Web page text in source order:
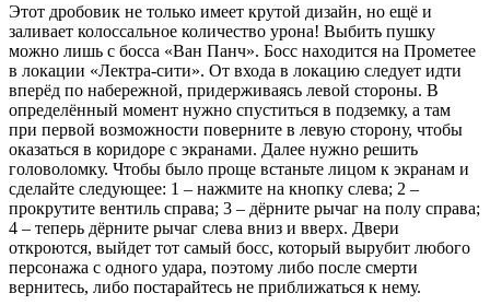
Этот дробовик не только имеет крутой дизайн, но ещё и
заливает колоссальное количество урона! Выбить пушку
можно лишь с босса «Ван Панч». Босс находится на Прометее
в локации «Лектра-сити». От входа в локацию следует идти
вперёд по набережной, придерживаясь левой стороны. В
определённый момент нужно спуститься в подземку, а там
при первой возможности поверните в левую сторону, чтобы
оказаться в коридоре с экранами. Далее нужно решить
головоломку. Чтобы было проще встаньте лицом к экранам и
сделайте следующее: 1 – нажмите на кнопку слева; 2 –
прокрутите вентиль справа; 3 – дёрните рычаг на полу справа;
4 – теперь дёрните рычаг слева вниз и вверх. Двери
откроются, выйдет тот самый босс, который вырубит любого
персонажа с одного удара, поэтому либо после смерти
вернитесь, либо постарайтесь не приближаться к нему.